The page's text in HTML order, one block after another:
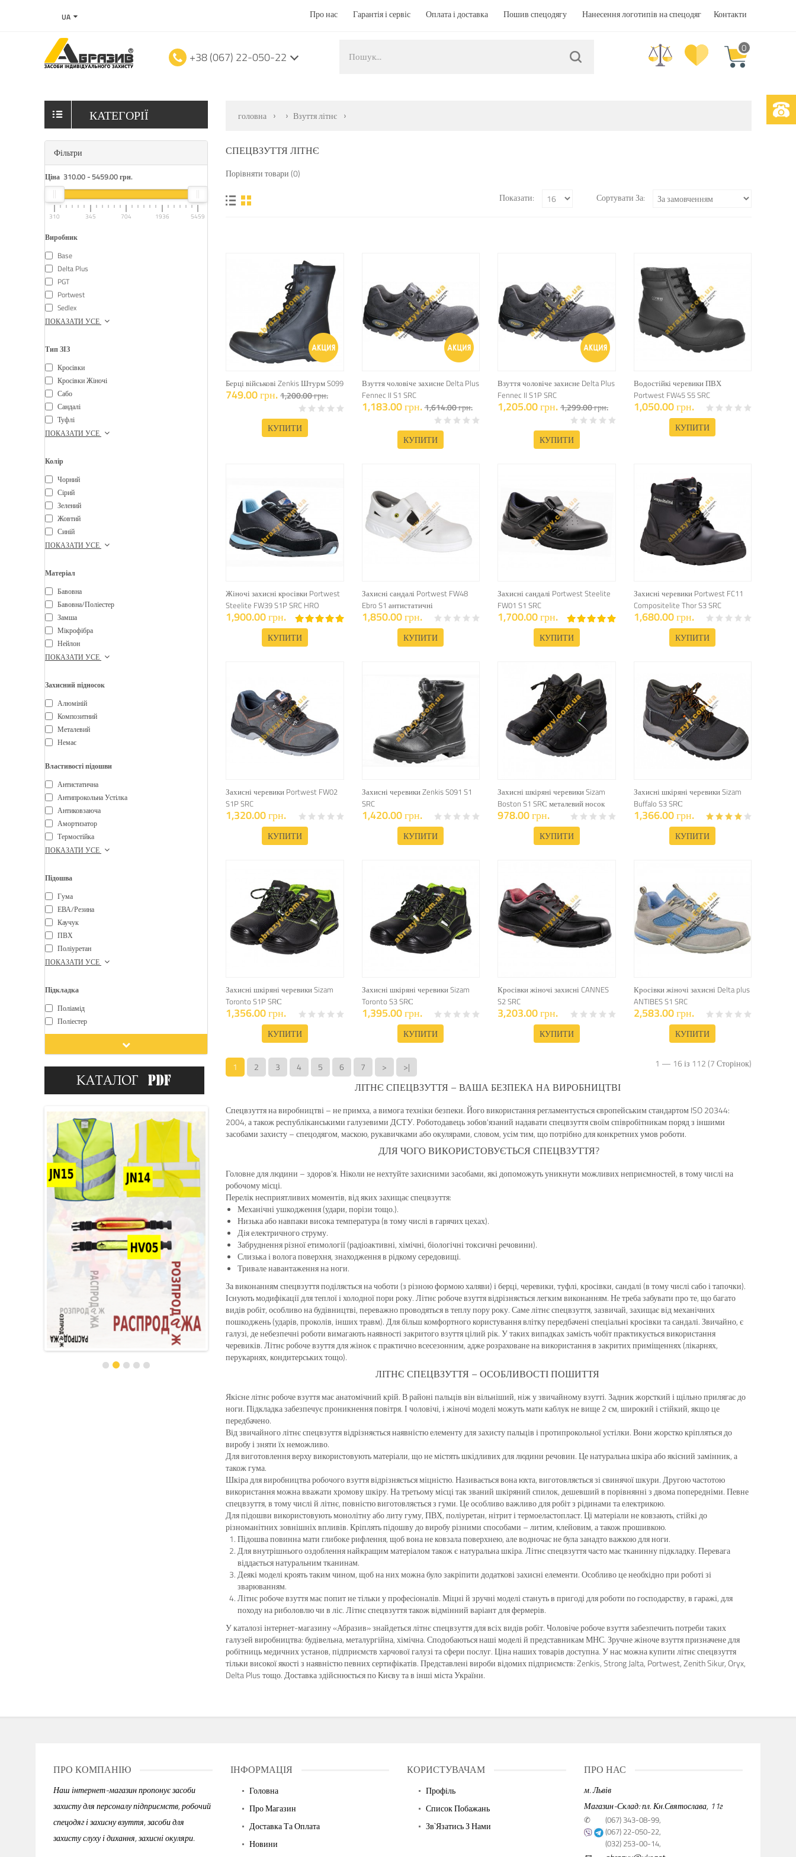
UA Про нас Гарантія і сервіс Оплата і доставка Пошив спецодягу Нанесення логотипів на спецодяг Контакти
+38 (067) 22-050-22
0
КАТЕГОРІЇ
Фільтри
Ціна 310.00- 5459.00грн.
310 345 704 1936 5459
Виробник
Base
Delta Plus
PGT
Portwest
Sedlex
ПОКАЗАТИ УСЕ
Тип ЗІЗ
Кросівки
Кросівки Жіночі
Сабо
Сандалі
Туфлі
ПОКАЗАТИ УСЕ
Колір
Чорний
Сірий
Зелений
Жовтий
Синій
ПОКАЗАТИ УСЕ
Матеріал
Бавовна
Бавовна/поліестер
Замша
Мікрофібра
Нейлон
ПОКАЗАТИ УСЕ
Захисний підносок
Алюміній
Композитний
Металевий
Немає
Властивості підошви
Антистатична
Антипрокольна Устілка
Антиковзаюча
Амортизатор
Термостійка
ПОКАЗАТИ УСЕ
Підошва
Гума
ЕВА/резина
Каучук
ПВХ
Поліуретан
ПОКАЗАТИ УСЕ
Підкладка
Поліамід
Поліестер
головна Взуття літнє
СПЕЦВЗУТТЯ ЛІТНЄ
Порівняти товари (0)
Сортувати За:
Показати:
Берці військові Zenkis Штурм S099
749.00 грн.1,200.00 грн.
КУПИТИ
Взуття чоловіче захисне Delta Plus
Fennec II S1 SRC
1,183.00 грн.1,614.00 грн.
КУПИТИ
Взуття чоловіче захисне Delta Plus
Fennec II S1P SRC
1,205.00 грн.1,299.00 грн.
КУПИТИ
Водостійкі черевики ПВХ
Portwest FW45 S5 SRC
1,050.00 грн.
КУПИТИ
Жіночі захисні кросівки Portwest
Steelite FW39 S1P SRC HRO
1,900.00 грн.
КУПИТИ
Захисні сандалі Portwest FW48
Ebro S1 антистатичні
1,850.00 грн.
КУПИТИ
Захисні сандалі Portwest Steelite
FW01 S1 SRC
1,700.00 грн.
КУПИТИ
Захисні черевики Portwest FC11
Compositelite Thor S3 SRC
1,680.00 грн.
КУПИТИ
Захисні черевики Portwest FW02
S1P SRC
1,320.00 грн.
КУПИТИ
Захисні черевики Zenkis S091 S1
SRC
1,420.00 грн.
КУПИТИ
Захисні шкіряні черевики Sizam
Boston S1 SRС металевий носок
978.00 грн.
КУПИТИ
Захисні шкіряні черевики Sizam
Buffalo S3 SRС
1,366.00 грн.
КУПИТИ
Захисні шкіряні черевики Sizam
Toronto S1P SRС
1,356.00 грн.
КУПИТИ
Захисні шкіряні черевики Sizam
Toronto S3 SRС
1,395.00 грн.
КУПИТИ
Кросівки жіночі захисні CANNES
S2 SRC
3,203.00 грн.
КУПИТИ
Кросівки жіночі захисні Delta plus
ANTIBES S1 SRC
2,583.00 грн.
КУПИТИ
1 2 3 4 5 6 7 > >| 1 — 16 із 112 (7 Сторінок)
ЛІТНЄ СПЕЦВЗУТТЯ – ВАША БЕЗПЕКА НА ВИРОБНИЦТВІ
Спецвзуття на виробництві – не примха, а вимога техніки безпеки. Його використання регламентується європейським стандартом ISO 20344:
2004, а також республіканськими галузевими ДСТУ. Роботодавець зобов'язаний надавати спецвзуття своїм співробітникам поряд з іншими
засобами захисту – спецодягом, маскою, рукавичками або окулярами, словом, усім тим, що потрібно для конкретних умов роботи.
ДЛЯ ЧОГО ВИКОРИСТОВУЄТЬСЯ СПЕЦВЗУТТЯ?
Головне для людини – здоров'я. Ніколи не нехтуйте захисними засобами, які допоможуть уникнути можливих неприємностей, в тому числі на
робочому місці.
Перелік несприятливих моментів, від яких захищає спецвзуття:
Механічні ушкодження (удари, порізи тощо.).
Низька або навпаки висока температура (в тому числі в гарячих цехах).
Дія електричного струму.
Забруднення різної етимології (радіоактивні, хімічні, біологічні токсичні речовини).
Слизька і волога поверхня, знаходження в рідкому середовищі.
Тривале навантаження на ноги.
За виконанням спецвзуття поділяється на чоботи (з різною формою халяви) і берці, черевики, туфлі, кросівки, сандалі (в тому числі сабо і тапочки).
Існують модифікації для теплої і холодної пори року. Літнє робоче взуття відрізняється легким виконанням. Не треба забувати про те, що багато
видів робіт, особливо на будівництві, переважно проводяться в теплу пору року. Саме літнє спецвзуття, зазвичай, захищає від механічних
пошкоджень (ударів, проколів, інших травм). Для більш комфортного користування влітку передбачені спеціальні кросівки та сандалі. Звичайно, є
галузі, де небезпечні роботи вимагають наявності закритого взуття цілий рік. У таких випадках замість чобіт практикується використання
черевиків. Літнє робоче взуття для жінок є практично всесезонним, адже розраховане на використання в закритих приміщеннях (лікарнях,
перукарнях, кондитерських тощо).
ЛІТНЄ СПЕЦВЗУТТЯ – ОСОБЛИВОСТІ ПОШИТТЯ
Якісне літнє робоче взуття має анатомічний крій. В районі пальців він вільніший, ніж у звичайному взутті. Задник жорсткий і щільно прилягає до
ноги. Підкладка забезпечує проникнення повітря. І чоловічі, і жіночі моделі можуть мати каблук не вище 2 см, широкий і стійкий, якщо це
передбачено.
Від звичайного літнє спецвзуття відрізняється наявністю елементу для захисту пальців і протипрокольної устілки. Вони жорстко кріпляться до
виробу і зняти їх неможливо.
Для виготовлення верху використовують матеріали, що не містять шкідливих для людини речовин. Це натуральна шкіра або якісний замінник, а
також гума.
Шкіра для виробництва робочого взуття відрізняється міцністю. Називається вона юхта, виготовляється зі свинячої шкури. Другою частотою
використання можна вважати хромову шкіру. На третьому місці так званий шкіряний спилок, дешевший в порівнянні з двома попередніми. Певне
спецвзуття, в тому числі й літнє, повністю виготовляється з гуми. Це особливо важливо для робіт з рідинами та електрикою.
Для підошви використовують монолітну або литу гуму, ПВХ, поліуретан, нітрит і термоеластопласт. Ці матеріали не ковзають, стійкі до
різноманітних зовнішніх впливів. Кріплять підошву до виробу різними способами – литим, клейовим, а також прошивкою.
Підошва повинна мати глибоке рифлення, щоб вона не ковзала поверхнею, але водночас не була занадто важкою для ноги.
Для внутрішнього оздоблення найкращим матеріалом також є натуральна шкіра. Літнє спецвзуття часто має тканинну підкладку. Перевага
віддається натуральним тканинам.
Деякі моделі кроять таким чином, щоб на них можна було закріпити додаткові захисні елементи. Особливо це необхідно при роботі зі
зварюванням.
Літнє робоче взуття має попит не тільки у професіоналів. Міцні й зручні моделі стануть в пригоді для роботи по господарству, в гаражі, для
походу на риболовлю чи в ліс. Літнє спецвзуття також відмінний варіант для фермерів.
У каталозі інтернет-магазину «Абразив» знайдеться літнє спецвзуття для всіх видів робіт. Чоловіче робоче взуття забезпечить потреби таких
галузей виробництва: будівельна, металургійна, хімічна. Сподобаються наші моделі й представникам МНС. Зручне жіноче взуття призначене для
робітниць медичних установ, підприємств харчової галузі та сфери послуг. Ціна наших товарів доступна. У нас можна купити літнє спецвзуття
тільки високої якості з наявністю певних сертифікатів. Представлені вироби відомих підприємств: Zenkis, Strong Jalta, Portwest, Zenith Sikur, Oryx,
Delta Plus тощо. Доставка здійснюється по Києву та в інші міста України.
ПРО КОМПАНІЮ
Наш інтернет-магазин пропонує засоби
захисту для персоналу підприємств, робочий
спецодяг і захисну взуття, засоби для
захисту слуху і дихання, захисні окуляри.
ІНФОРМАЦІЯ
Головна
Про Магазин
Доставка Та Оплата
Новини
КОРИСТУВАЧАМ
Профіль
Список Побажань
Зв`язатись З Нами
ПРО НАС
м. Львів
Магазин-Склад: пл. Кн.Святослава, 11г
✆
(067) 343-08-99,
(067) 22-050-22,
(032) 253-00-14,